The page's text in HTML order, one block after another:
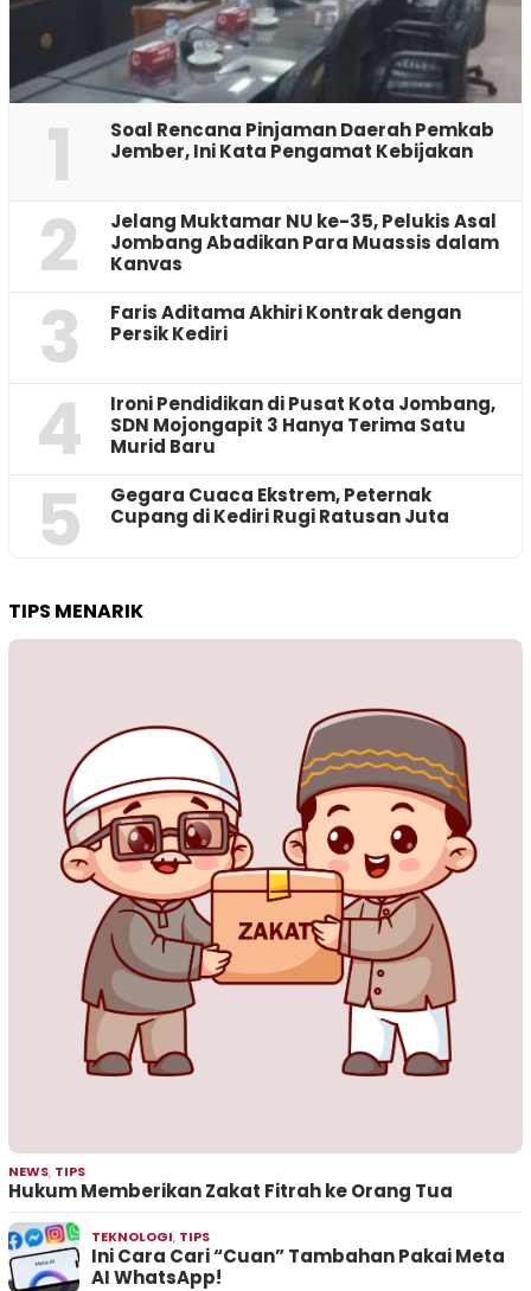
1
‎Soal Rencana Pinjaman Daerah Pemkab
Jember, Ini Kata Pengamat Kebijakan ‎
2
Jelang Muktamar NU ke-35, Pelukis Asal
Jombang Abadikan Para Muassis dalam
Kanvas
3
Faris Aditama Akhiri Kontrak dengan
Persik Kediri
4
Ironi Pendidikan di Pusat Kota Jombang,
SDN Mojongapit 3 Hanya Terima Satu
Murid Baru
5
‎Gegara Cuaca Ekstrem, Peternak
Cupang di Kediri Rugi Ratusan Juta
TIPS MENARIK
NEWS, TIPS
Hukum Memberikan Zakat Fitrah ke Orang Tua
TEKNOLOGI, TIPS
Ini Cara Cari “Cuan” Tambahan Pakai Meta
AI WhatsApp!